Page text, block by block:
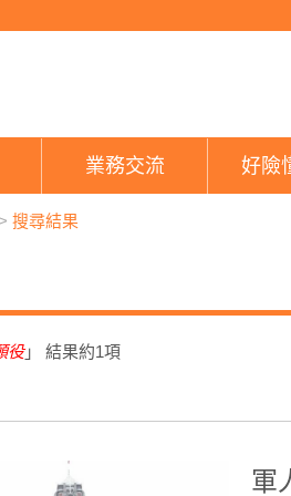
業務交流 好險
> 搜尋結果
役」 結果約1項
軍